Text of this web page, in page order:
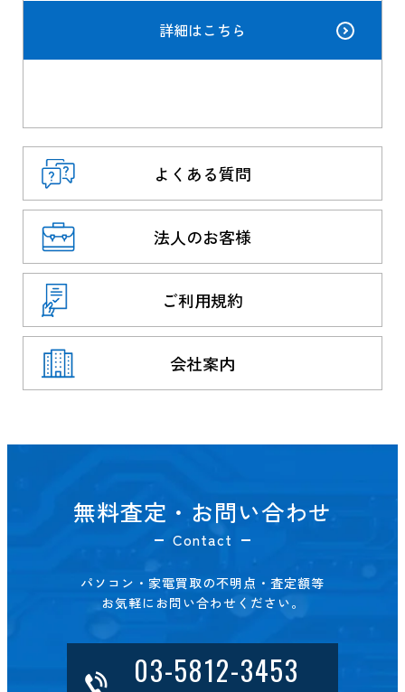
詳細はこちら
よくある質問
法人のお客様
ご利用規約
会社案内
無料査定・お問い合わせ
Contact
パソコン・家電買取の不明点・査定額等
お気軽にお問い合わせください。
03-5812-3453